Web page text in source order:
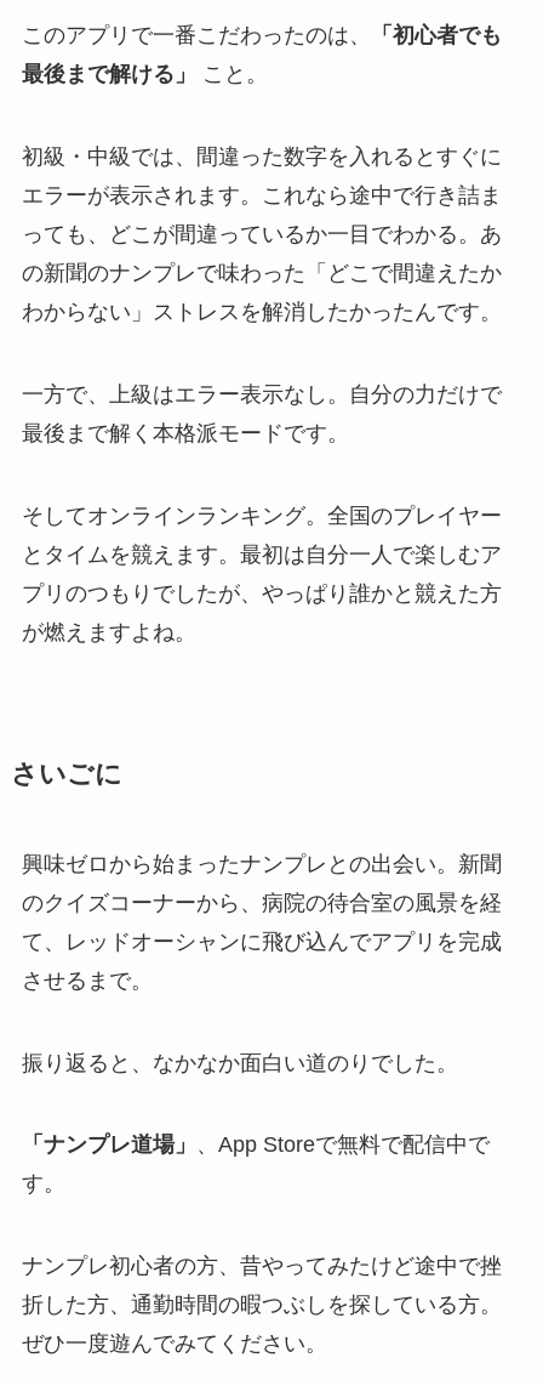
このアプリで一番こだわったのは、
「初心者でも
最後まで解ける」
こと。
初級・中級では、間違った数字を入れるとすぐに
エラーが表示されます。これなら途中で行き詰ま
っても、どこが間違っているか一目でわかる。あ
の新聞のナンプレで味わった「どこで間違えたか
わからない」ストレスを解消したかったんです。
一方で、上級はエラー表示なし。自分の力だけで
最後まで解く本格派モードです。
そしてオンラインランキング。全国のプレイヤー
とタイムを競えます。最初は自分一人で楽しむア
プリのつもりでしたが、やっぱり誰かと競えた方
が燃えますよね。
さいごに
興味ゼロから始まったナンプレとの出会い。新聞
のクイズコーナーから、病院の待合室の風景を経
て、レッドオーシャンに飛び込んでアプリを完成
させるまで。
振り返ると、なかなか面白い道のりでした。
「ナンプレ道場」 、App Storeで無料で配信中で
す。
ナンプレ初心者の方、昔やってみたけど途中で挫
折した方、通勤時間の暇つぶしを探している方。
ぜひ一度遊んでみてください。